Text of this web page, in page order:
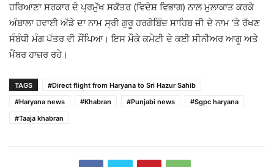
ਹਰਿਆਣਾ ਸਰਕਾਰ ਦੇ ਪ੍ਰਮੁੱਖ ਸਕੱਤਰ (ਵਿਦੇਸ਼ ਵਿਭਾਗ) ਨਾਲ ਮੁਲਾਕਾਤ ਕਰਕੇ
ਅੰਬਾਲਾ ਹਵਾਈ ਅੱਡੇ ਦਾ ਨਾਮ ਸ੍ਰੀ ਗੁਰੂ ਹਰਗੋਬਿੰਦ ਸਾਹਿਬ ਜੀ ਦੇ ਨਾਮ ‘ਤੇ ਰੱਖਣ
ਸੰਬੰਧੀ ਮੰਗ ਪੱਤਰ ਵੀ ਸੌਂਪਿਆ। ਇਸ ਮੌਕੇ ਕਮੇਟੀ ਦੇ ਕਈ ਸੀਨੀਅਰ ਆਗੂ ਅਤੇ
ਮੈਂਬਰ ਹਾਜ਼ਰ ਰਹੇ।
TAGS
#Direct flight from Haryana to Sri Hazur Sahib
#Haryana news
#Khabran #Punjabi news
#Sgpc haryana
#Taaja khabran